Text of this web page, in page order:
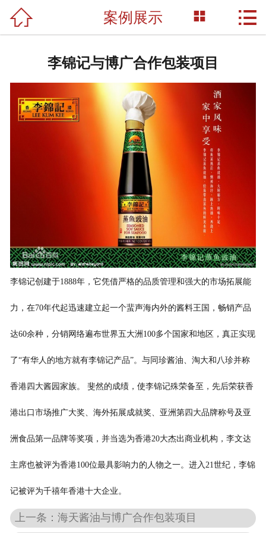
网站首页
新闻资讯
荣誉资质
成功案例
技术支持
联系我们
 案例展示  
李锦记与博广合作包装项目
李锦记创建于1888年，它凭借严格的品质管理和强大的市场拓展能
力，在70年代起迅速建立起一个蜚声海内外的酱料王国，畅销产品
达60余种，分销网络遍布世界五大洲100多个国家和地区，真正实现
了“有华人的地方就有李锦记产品”。与同珍酱油、淘大和八珍并称
香港四大酱园家族。 斐然的成绩，使李锦记殊荣备至，先后荣获香
港出口市场推广大奖、海外拓展成就奖、亚洲第四大品牌称号及亚
洲食品第一品牌等奖项，并当选为香港20大杰出商业机构，李文达
主席也被评为香港100位最具影响力的人物之一。进入21世纪，李锦
记被评为千禧年香港十大企业。
上一条：海天酱油与博广合作包装项目